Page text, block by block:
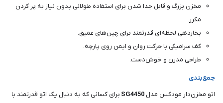
مخزن بزرگ و قابل جدا شدن برای استفاده طولانی بدون نیاز به پر کردن
مکرر.
بخاردهی لحظه‌ای قدرتمند برای چین‌های عمیق.
کف سرامیکی با حرکت روان و ایمن روی پارچه.
طراحی مدرن و خوش‌دست.
جمع‌بندی
اتو مخزن‌دار مودکس مدل SG4450 برای کسانی که به دنبال یک اتو قدرتمند با